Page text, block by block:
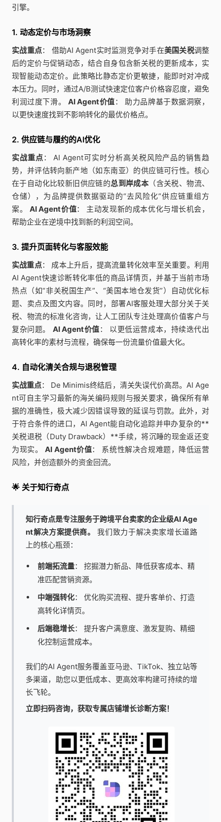
引擎。
1. 动态定价与市场洞察
实战重点： 借助AI Agent实时监测竞争对手在美国关税调整
后的定价与促销动态，结合自身包含新关税的更新成本，实
现智能动态定价。此策略比静态定价更敏捷，能即时对冲成
本压力。同时，通过A/B测试快速定位客户价格容忍度，避免
利润过度下滑。 AI Agent价值： 助力品牌基于数据洞察，
以更快速度找到不影响转化的最优价格点。
2. 供应链与履约的AI优化
实战重点： AI Agent可实时分析高关税风险产品的销售趋
势，并评估转向新产地（如东南亚）的供应链可行性。核心
在于自动化比较新旧供应链的总到岸成本 （含关税、物流、
仓储），为品牌提供数据驱动的“去风险化”供应链重组方
案。 AI Agent价值： 主动发现新的成本优化与增长机会，
帮助企业在逆境中找到新的利润空间。
3. 提升页面转化与客服效能
实战重点： 成本上升后，提高流量转化效率至关重要。利用
AI Agent快速诊断转化率低的商品详情页，并基于当前市场
热点（如“非关税国生产”、“美国本地仓发货”）自动优化标
题、卖点及图文内容。同时，部署AI客服处理大部分关于关
税、物流的标准化咨询，让人工团队专注处理高价值客户与
复杂问题。 AI Agent价值： 以更低运营成本，持续迭代出
高转化率的素材与流程，确保每一份流量价值最大化。
4. 自动化清关合规与退税管理
实战重点： De Minimis终结后，清关失误代价高昂。AI Age
nt可自主学习最新的海关编码规则与报关要求，确保所有单
据的准确性，极大减少因错误导致的延误与罚款。此外，对
于符合条件的进口，AI Agent能自动化追踪并申办复杂的**
关税退税（Duty Drawback）**手续，将沉睡的现金返还变
为现实。 AI Agent价值： 系统性解决合规难题，降低运营
风险，并创造额外的资金回流。
🌟 关于知行奇点
知行奇点是专注服务于跨境平台卖家的企业级AI Age
nt解决方案提供商。
我们致力于解决卖家增长道路
上的核心瓶颈：
前端拓流量： 挖掘潜力新品、降低获客成本、精
准匹配营销资源。
中端强转化： 优化购买流程、提升客单价、打造
高转化详情页。
后端稳增长： 提升客户满意度、激发复购、精细
化控制运营成本。
我们的AI Agent服务覆盖亚马逊、TikTok、独立站等
多渠道，助您以更低成本、更高效率构建可持续的增
长飞轮。
立即扫码咨询，获取专属店铺增长诊断方案！